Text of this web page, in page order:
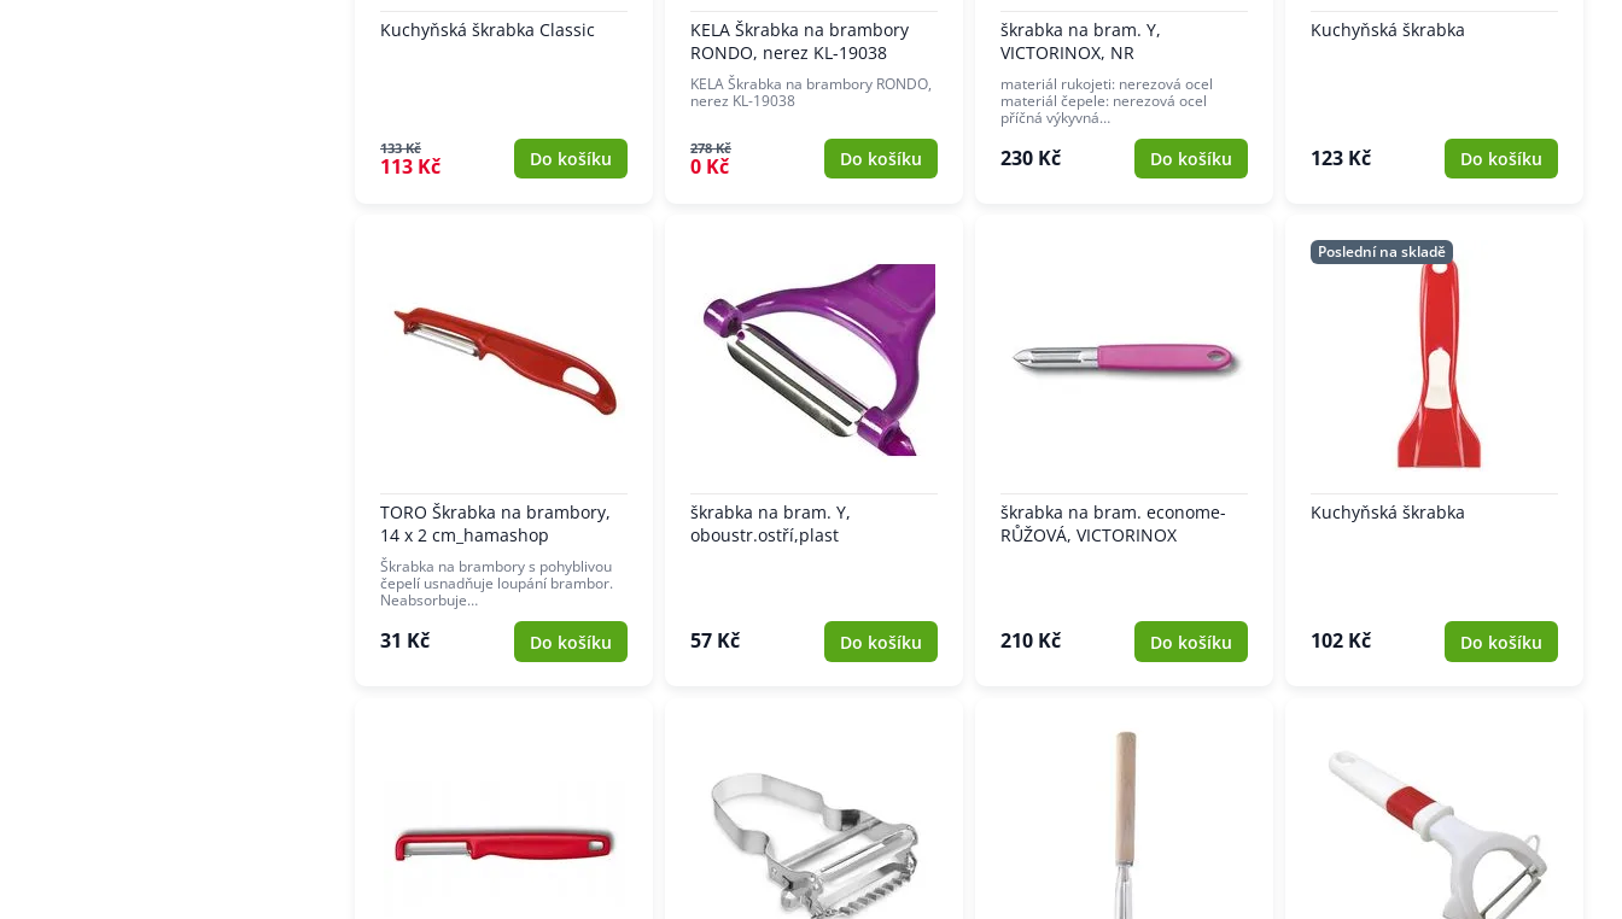
Kuchyňská škrabka Classic
133 Kč
113 Kč Do košíku
KELA Škrabka na brambory
RONDO, nerez KL-19038
KELA Škrabka na brambory RONDO,
nerez KL-19038
278 Kč
0 Kč Do košíku
škrabka na bram. Y,
VICTORINOX, NR
materiál rukojeti: nerezová ocel
materiál čepele: nerezová ocel
příčná výkyvná…
230 Kč Do košíku
Kuchyňská škrabka
123 Kč Do košíku
TORO Škrabka na brambory,
14 x 2 cm_hamashop
Škrabka na brambory s pohyblivou
čepelí usnadňuje loupání brambor.
Neabsorbuje…
31 Kč Do košíku
škrabka na bram. Y,
oboustr.ostří,plast
57 Kč Do košíku
škrabka na bram. econome-
RŮŽOVÁ, VICTORINOX
210 Kč Do košíku
Poslední na skladě
Kuchyňská škrabka
102 Kč Do košíku